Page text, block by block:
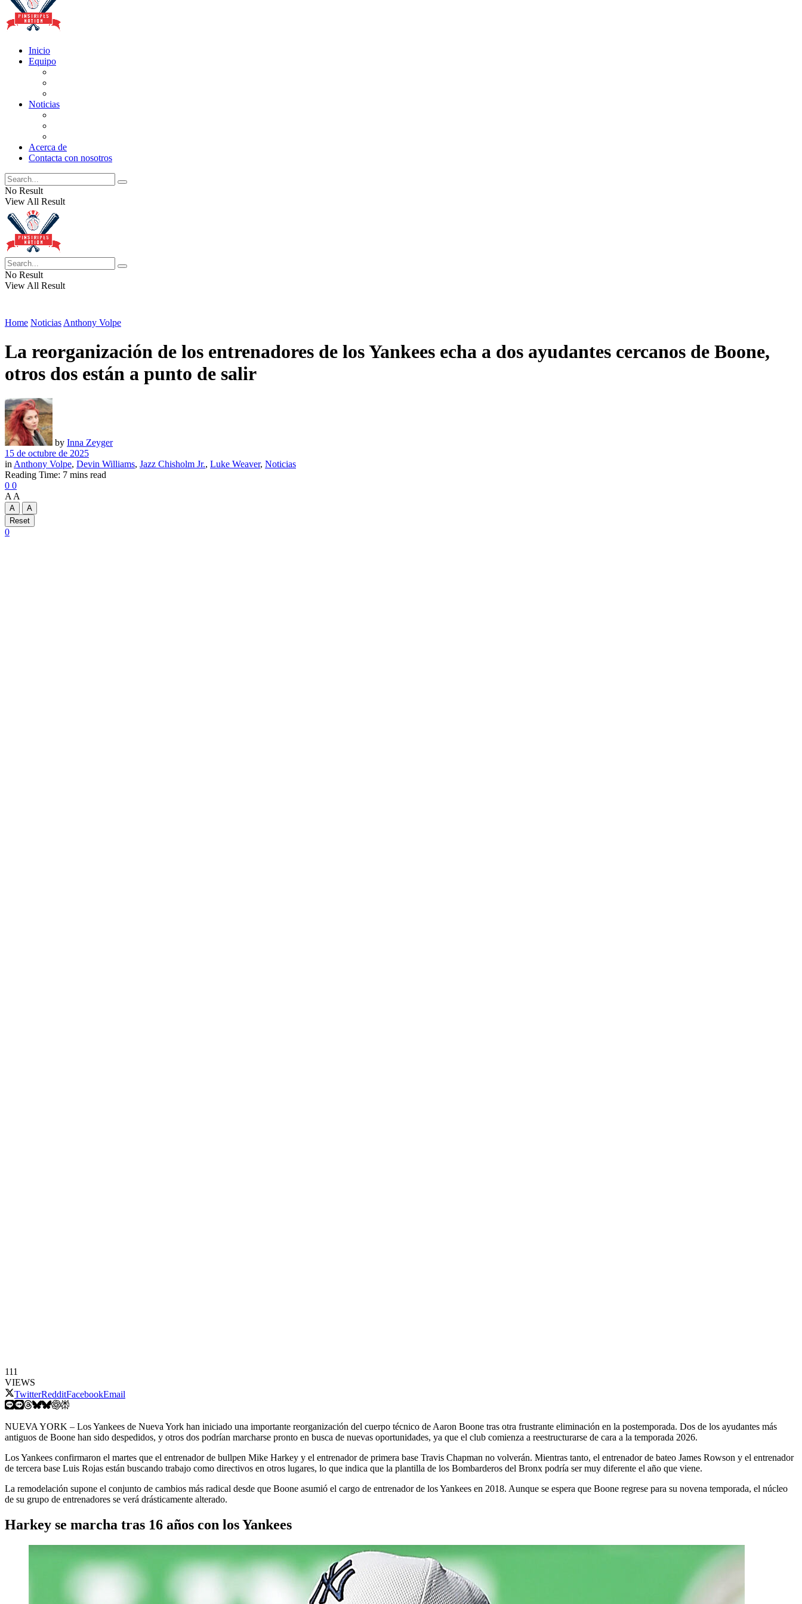
to
Inicio
Equipo
Noticias
Acerca de
Contacta con nosotros
No Result
View All Result
No Result
View All Result
Home Noticias Anthony Volpe
La reorganización de los entrenadores de los Yankees echa a dos ayudantes cercanos de Boone,
otros dos están a punto de salir
by Inna Zeyger
15 de octubre de 2025
in Anthony Volpe, Devin Williams, Jazz Chisholm Jr., Luke Weaver, Noticias
Reading Time: 7 mins read
0 0
A A
A
A
Reset
0
111
VIEWS
TwitterRedditFacebookEmail
NUEVA YORK – Los Yankees de Nueva York han iniciado una importante reorganización del cuerpo técnico de Aaron Boone tras otra frustrante eliminación en la postemporada. Dos de los ayudantes más
antiguos de Boone han sido despedidos, y otros dos podrían marcharse pronto en busca de nuevas oportunidades, ya que el club comienza a reestructurarse de cara a la temporada 2026.
Los Yankees confirmaron el martes que el entrenador de bullpen Mike Harkey y el entrenador de primera base Travis Chapman no volverán. Mientras tanto, el entrenador de bateo James Rowson y el entrenador
de tercera base Luis Rojas están buscando trabajo como directivos en otros lugares, lo que indica que la plantilla de los Bombarderos del Bronx podría ser muy diferente el año que viene.
La remodelación supone el conjunto de cambios más radical desde que Boone asumió el cargo de entrenador de los Yankees en 2018. Aunque se espera que Boone regrese para su novena temporada, el núcleo
de su grupo de entrenadores se verá drásticamente alterado.
Harkey se marcha tras 16 años con los Yankees